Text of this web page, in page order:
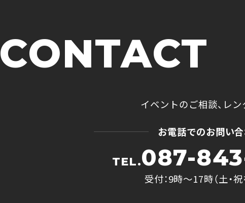
イベントのご相談、 レ
お電話でのお問い
TEL.087-
受付：9時〜17時（土・祝